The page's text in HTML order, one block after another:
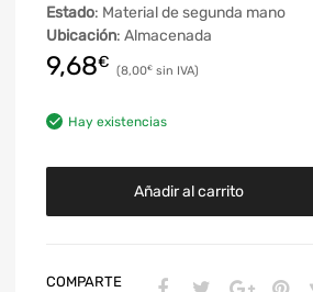
Estado: Material de segunda mano
Ubicación: Almacenada
9,68€ 8,00€
Hay existencias
Añadir al carrito
COMPARTE